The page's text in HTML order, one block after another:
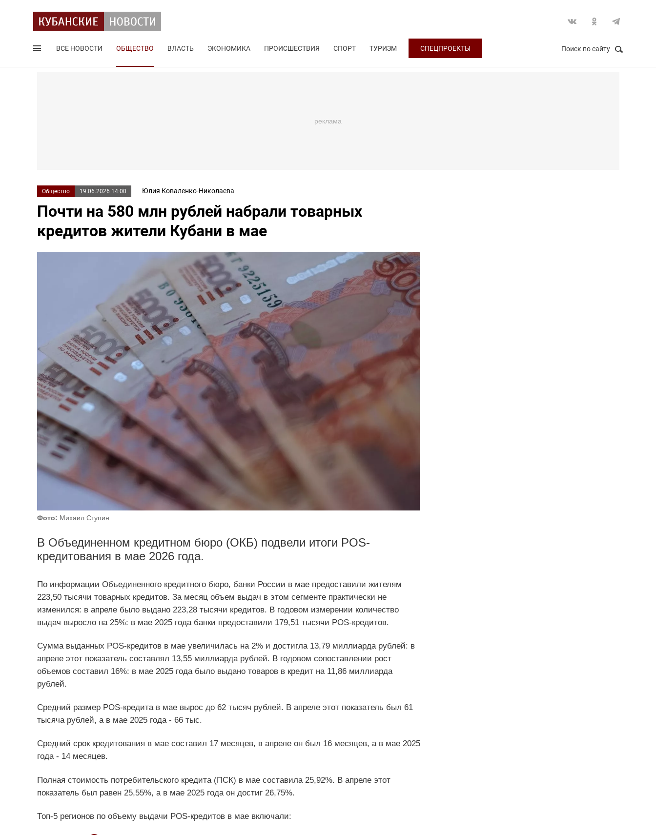
ВСЕ НОВОСТИ ОБЩЕСТВО ВЛАСТЬ ЭКОНОМИКА ПРОИСШЕСТВИЯ СПОРТ ТУРИЗМ СПЕЦПРОЕКТЫ Поиск по сайту
Общество 19.06.2026 14:00 Юлия Коваленко-Николаева
Почти на 580 млн рублей набрали товарных
кредитов жители Кубани в мае
Фото: Михаил Ступин
В Объединенном кредитном бюро (ОКБ) подвели итоги POS-
кредитования в мае 2026 года.
По информации Объединенного кредитного бюро, банки России в мае предоставили жителям
223,50 тысячи товарных кредитов. За месяц объем выдач в этом сегменте практически не
изменился: в апреле было выдано 223,28 тысячи кредитов. В годовом измерении количество
выдач выросло на 25%: в мае 2025 года банки предоставили 179,51 тысячи POS-кредитов.
Сумма выданных POS-кредитов в мае увеличилась на 2% и достигла 13,79 миллиарда рублей: в
апреле этот показатель составлял 13,55 миллиарда рублей. В годовом сопоставлении рост
объемов составил 16%: в мае 2025 года было выдано товаров в кредит на 11,86 миллиарда
рублей.
Средний размер POS-кредита в мае вырос до 62 тысяч рублей. В апреле этот показатель был 61
тысяча рублей, а в мае 2025 года - 66 тыс.
Средний срок кредитования в мае составил 17 месяцев, в апреле он был 16 месяцев, а в мае 2025
года - 14 месяцев.
Полная стоимость потребительского кредита (ПСК) в мае составила 25,92%. В апреле этот
показатель был равен 25,55%, а в мае 2025 года он достиг 26,75%.
Топ-5 регионов по объему выдачи POS-кредитов в мае включали: